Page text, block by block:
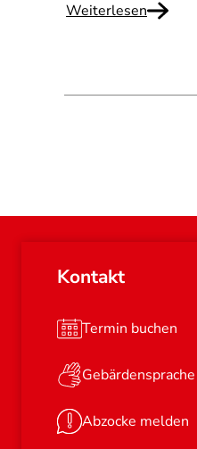
Kontakt
Termin buchen
Gebärdensprache
Abzocke melden
Weiterlesen